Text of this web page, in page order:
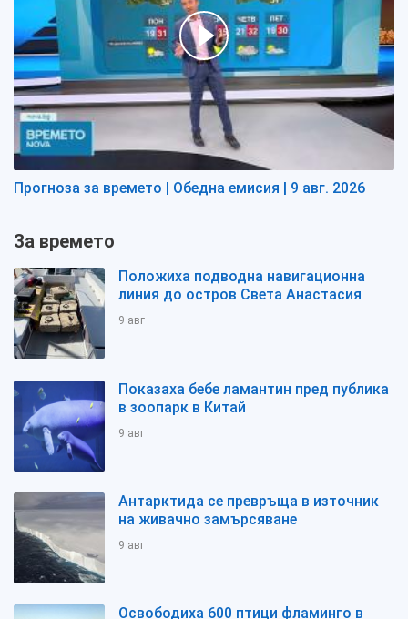
Прогноза за времето | Обедна емисия | 9 авг. 2026
За времето
Положиха подводна навигационна
линия до остров Света Анастасия
9 авг
Показаха бебе ламантин пред публика
в зоопарк в Китай
9 авг
Антарктида се превръща в източник
на живачно замърсяване
9 авг
Освободиха 600 птици фламинго в